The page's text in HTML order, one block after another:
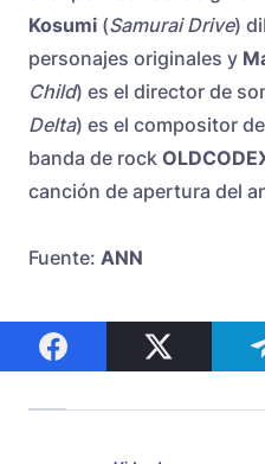
Kosumi (Samurai Drive)
personajes originales y
Child) es el director de
Delta) es el compositor
banda de rock
canción de apertura del
Fuente: ANN